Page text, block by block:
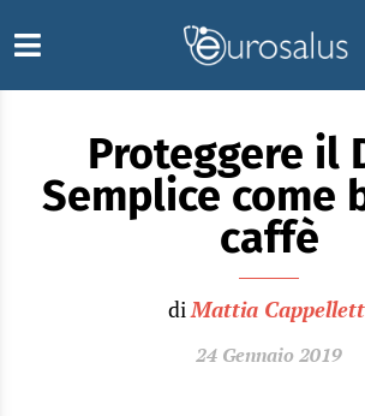
Proteggere il
Semplice come
caffè
diMattia
24 Gennaio 2019